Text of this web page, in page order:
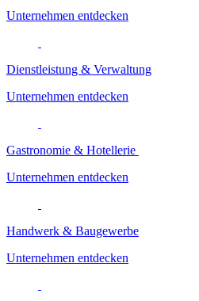
Unternehmen entdecken
Dienstleistung & Verwaltung
Unternehmen entdecken
Gastronomie & Hotellerie
Unternehmen entdecken
Handwerk & Baugewerbe
Unternehmen entdecken